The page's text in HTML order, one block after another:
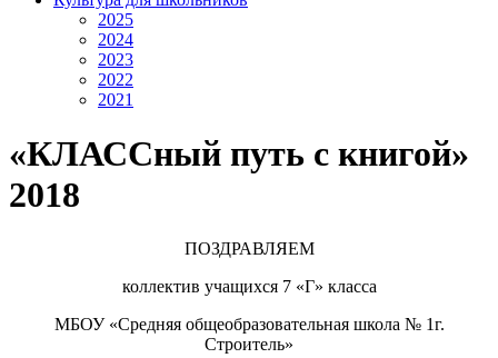
2025
2024
2023
2022
2021
«КЛАССный путь с книгой»
2018
ПОЗДРАВЛЯЕМ
коллектив учащихся 7 «Г» класса
МБОУ «Средняя общеобразовательная школа № 1г.
Строитель»